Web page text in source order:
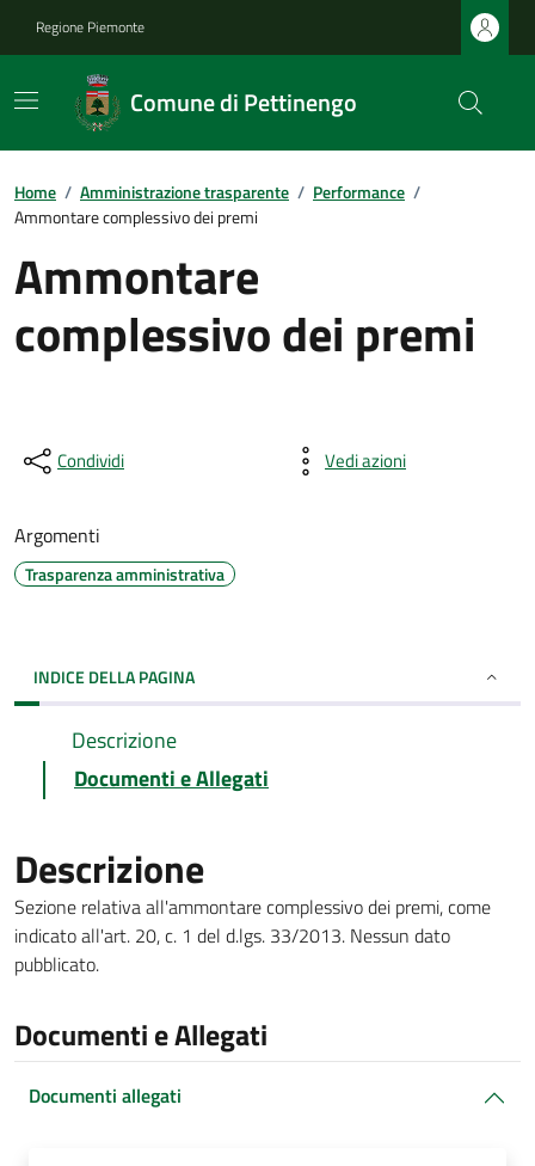
Regione Piemonte
Comune di Pettinengo
Home / Amministrazione trasparente / Performance /
Ammontare complessivo dei premi
Ammontare
complessivo dei premi
Condividi Vedi azioni
Argomenti
Trasparenza amministrativa
INDICE DELLA PAGINA
Descrizione
Documenti e Allegati
Descrizione
Sezione relativa all'ammontare complessivo dei premi, come
indicato all'art. 20, c. 1 del d.lgs. 33/2013. Nessun dato
pubblicato.
Documenti e Allegati
Documenti allegati